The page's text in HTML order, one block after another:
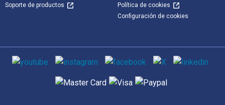
Soporte de productos
Política de cookies
Configuración de cookies
Medios de comunicación social
Métodos de pago admitidos